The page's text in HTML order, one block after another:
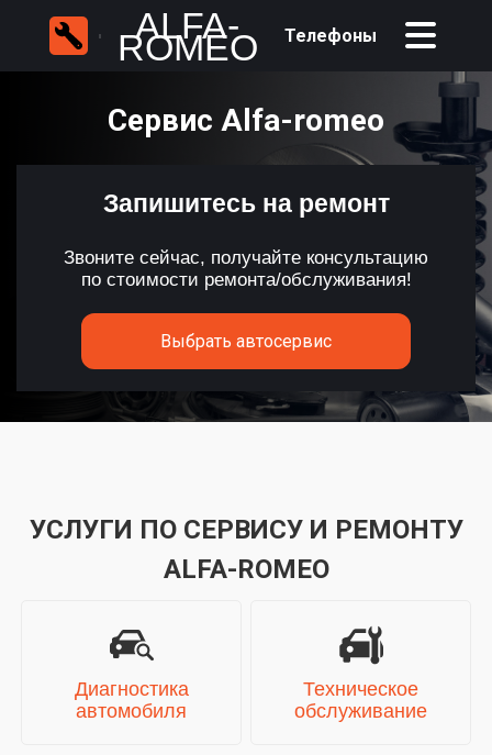
ALFA-
ROMEO Телефоны
Сервис Alfa-romeo
Запишитесь на ремонт
Звоните сейчас, получайте консультацию
по стоимости ремонта/обслуживания!
Выбрать автосервис
УСЛУГИ ПО СЕРВИСУ И РЕМОНТУ
ALFA-ROMEO
Диагностика
автомобиля
Техническое
обслуживание